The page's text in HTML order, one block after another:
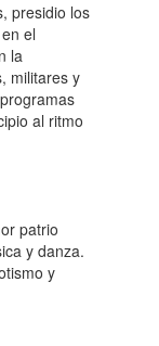
presidio los
el
la
militares y
al ritmo
patrio
y danza.
y